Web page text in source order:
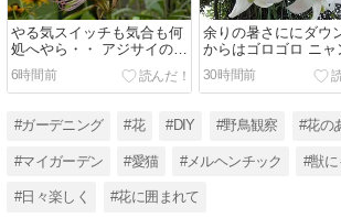
やる気スイッチも気合も何
処へやら・・ アジサイの剪
定 戦争の無い地球になって
欲しいね
6時間前
余りの暑さににダウ
からはゴロゴロ ニャ
ゴロゴロ
30時間前
#ガーデニング #花 #DIY #野鳥観察 #花の
#マイガーデン #愛猫 #メルヘンチック #獣
#日々楽しく #花に囲まれて